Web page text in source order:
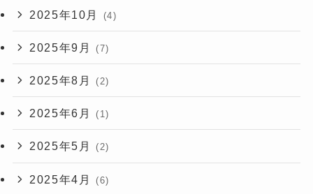
2025年10月 (4)
2025年9月 (7)
2025年8月 (2)
2025年6月 (1)
2025年5月 (2)
2025年4月 (6)